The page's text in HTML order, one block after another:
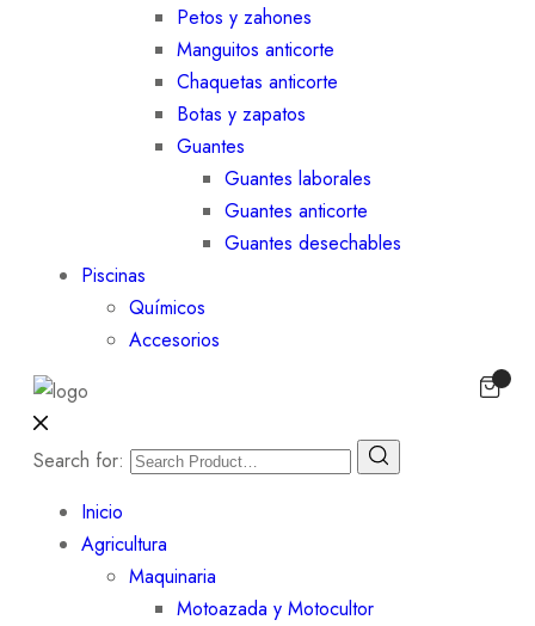
Petos y zahones
Manguitos anticorte
Chaquetas anticorte
Botas y zapatos
Guantes
Guantes laborales
Guantes anticorte
Guantes desechables
Piscinas
Químicos
Accesorios
Search for:
Inicio
Agricultura
Maquinaria
Motoazada y Motocultor